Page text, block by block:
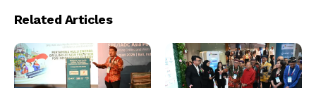
Related Articles